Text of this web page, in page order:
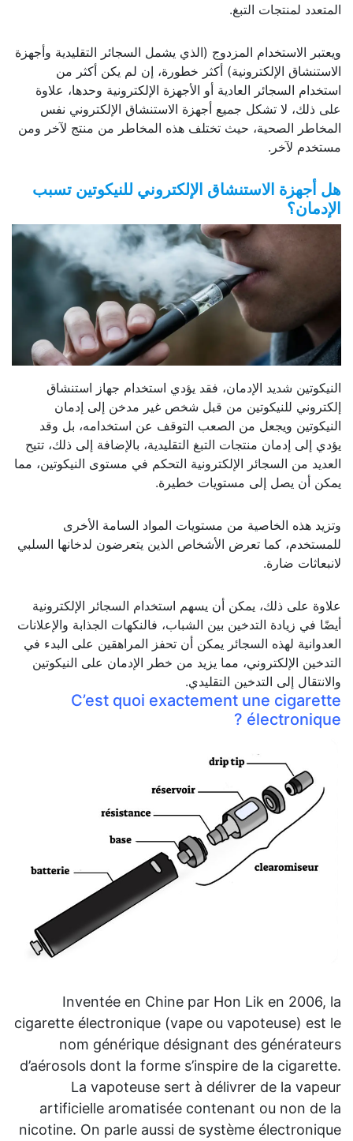
المتعدد لمنتجات التبغ.
ويعتبر الاستخدام المزدوج (الذي يشمل السجائر التقليدية وأجهزة
الاستنشاق الإلكترونية) أكثر خطورة، إن لم يكن أكثر من
استخدام السجائر العادية أو الأجهزة الإلكترونية وحدها، علاوة
على ذلك، لا تشكل جميع أجهزة الاستنشاق الإلكتروني نفس
المخاطر الصحية، حيث تختلف هذه المخاطر من منتج لآخر ومن
مستخدم لآخر.
هل أجهزة الاستنشاق الإلكتروني للنيكوتين تسبب
الإدمان؟
النيكوتين شديد الإدمان، فقد يؤدي استخدام جهاز استنشاق
إلكتروني للنيكوتين من قبل شخص غير مدخن إلى إدمان
النيكوتين ويجعل من الصعب التوقف عن استخدامه، بل وقد
يؤدي إلى إدمان منتجات التبغ التقليدية، بالإضافة إلى ذلك، تتيح
العديد من السجائر الإلكترونية التحكم في مستوى النيكوتين، مما
يمكن أن يصل إلى مستويات خطيرة.
وتزيد هذه الخاصية من مستويات المواد السامة الأخرى
للمستخدم، كما تعرض الأشخاص الذين يتعرضون لدخانها السلبي
لانبعاثات ضارة.
علاوة على ذلك، يمكن أن يسهم استخدام السجائر الإلكترونية
أيضًا في زيادة التدخين بين الشباب، فالنكهات الجذابة والإعلانات
العدوانية لهذه السجائر يمكن أن تحفز المراهقين على البدء في
التدخين الإلكتروني، مما يزيد من خطر الإدمان على النيكوتين
والانتقال إلى التدخين التقليدي.
C’est quoi exactement une cigarette
électronique ?
Inventée en Chine par Hon Lik en 2006, la
cigarette électronique (vape ou vapoteuse) est le
nom générique désignant des générateurs
d’aérosols dont la forme s’inspire de la cigarette.
La vapoteuse sert à délivrer de la vapeur
artificielle aromatisée contenant ou non de la
nicotine. On parle aussi de système électronique